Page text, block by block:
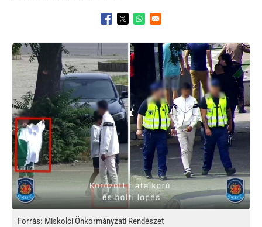
Opens in a new window
Opens in a new window
Opens in a new window
Kép
Forrás: Miskolci Önkormányzati Rendészet